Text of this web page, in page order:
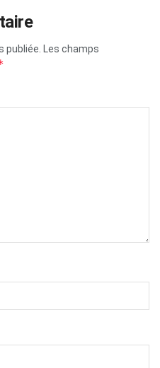
publiée. Les champs